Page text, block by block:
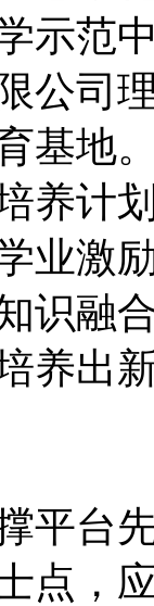
示范
公司
基地
养计
业激
识融
养出
平台
点，